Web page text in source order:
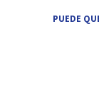
PUEDE